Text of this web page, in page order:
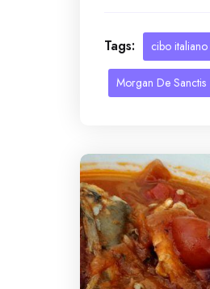
Tags: cibo italiano
Morgan De Sanctis